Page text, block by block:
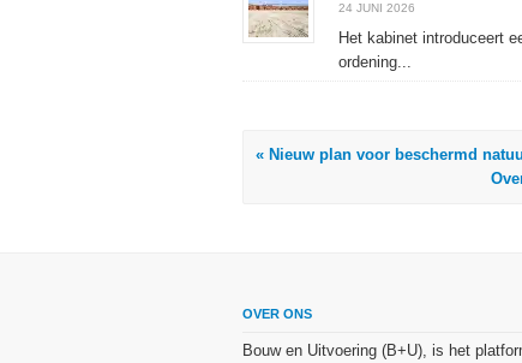
24 JUNI 2026
Het kabinet introduceert
ordening...
« Nieuw plan voor beschermd
OVER ONS
Bouw en Uitvoering (B+U), is het